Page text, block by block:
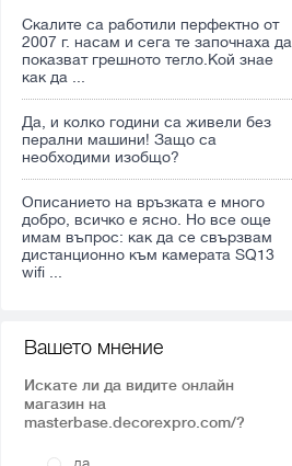
Скалите са работили перфектно от
2007 г. насам и сега те започнаха да
показват грешното тегло.Кой знае
как да ...
Да, и колко години са живели без
перални машини! Защо са
необходими изобщо?
Описанието на връзката е много
добро, всичко е ясно. Но все още
имам въпрос: как да се свързвам
дистанционно към камерата SQ13
wifi ...
Вашето мнение
Искате ли да видите онлайн
магазин на
masterbase.decorexpro.com/?